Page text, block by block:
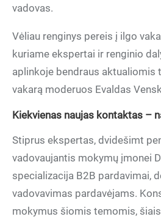
vadovas.
Vėliau renginys pereis į ilgo
kuriame ekspertai ir renginio
aplinkoje bendraus aktualiomis
vakarą moderuos Evaldas
Kiekvienas naujas kontaktas –
Stiprus ekspertas, dvidešimt
vadovaujantis mokymų įmonei
specializacija B2B pardavimai,
vadovavimas pardavėjams.
mokymus šiomis temomis,